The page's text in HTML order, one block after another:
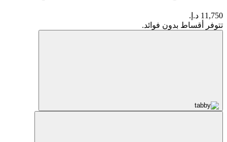
11,750 د.إ.
تتوفر أقساط بدون فوائد.